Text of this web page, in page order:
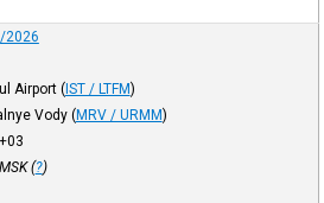
2026
Airport (IST / LTFM)
Vody (MRV / URMM)
+03
MSK(?)